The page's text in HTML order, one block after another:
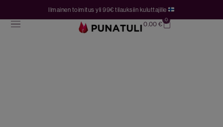
Ilmainen toimitus yli 99€ tilauksiin kuluttajille
0.00€
0